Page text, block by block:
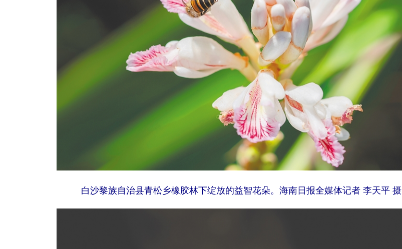
白沙黎族自治县青松乡橡胶林下绽放的益智花朵。海南日报全媒体记者 李天平 摄